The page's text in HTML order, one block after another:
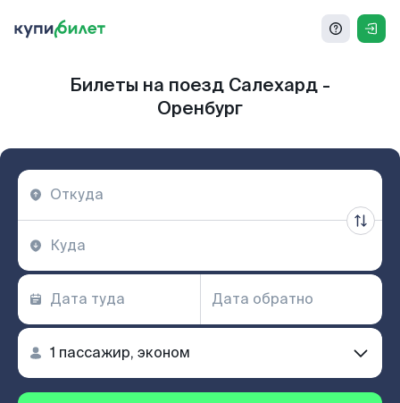
Билеты на поезд Салехард -
Оренбург